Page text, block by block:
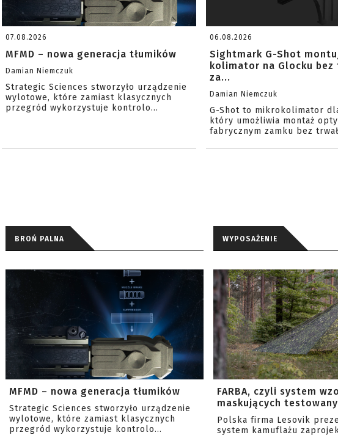
07.08.2026
MFMD – nowa generacja tłumików
Damian Niemczuk
Strategic Sciences stworzyło urządzenie
wylotowe, które zamiast klasycznych
przegród wykorzystuje kontrolo...
06.08.2026
Sightmark G-Shot
kolimator na Glocku bez
za...
Damian Niemczuk
G-Shot to mikrokolimator
który umożliwia montaż
fabrycznym zamku bez
BROŃ PALNA
MFMD – nowa generacja tłumików
Strategic Sciences stworzyło urządzenie
wylotowe, które zamiast klasycznych
przegród wykorzystuje kontrolo...
WYPOSAŻENIE
FARBA, czyli system
maskujących
Polska firma Lesovik
system kamuflażu